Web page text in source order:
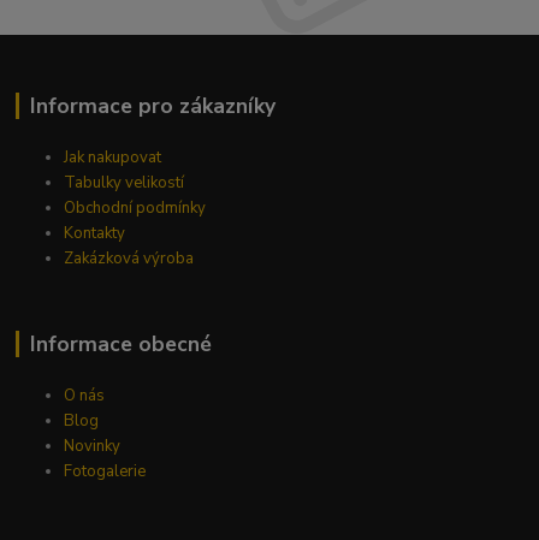
Informace pro zákazníky
Jak nakupovat
Tabulky velikostí
Obchodní podmínky
Kontakty
Zakázková výroba
Informace obecné
O nás
Blog
Novinky
Fotogalerie